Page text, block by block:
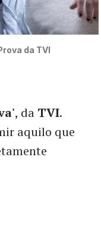
da TVI
, da TVI.
aquilo que